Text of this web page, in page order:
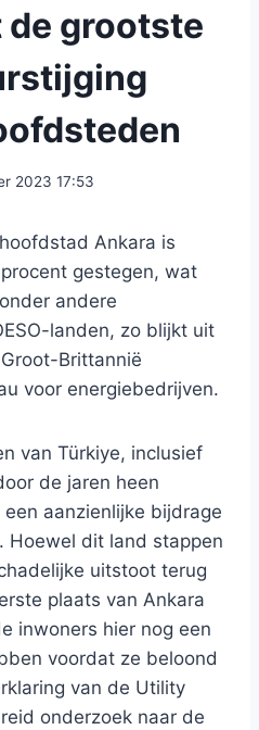
grootste
2023 17:53
Ankara is
gestegen, wat
andere
landen, zo blijkt uit
Brittannië
voor energiebedrijven.
van Türkiye, inclusief
de jaren heen
aanzienlijke bijdrage
Hoewel dit land stappen
uitstoot terug
plaats van Ankara
inwoners hier nog een
voordat ze beloond
van de Utility
onderzoek naar de